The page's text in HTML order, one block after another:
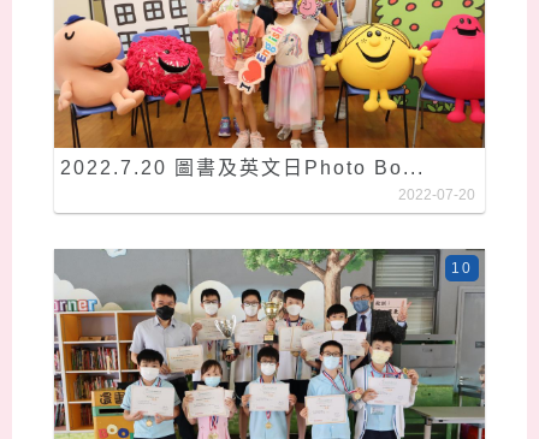
2022.7.20 圖書及英文日Photo Bo...
2022-07-20
10